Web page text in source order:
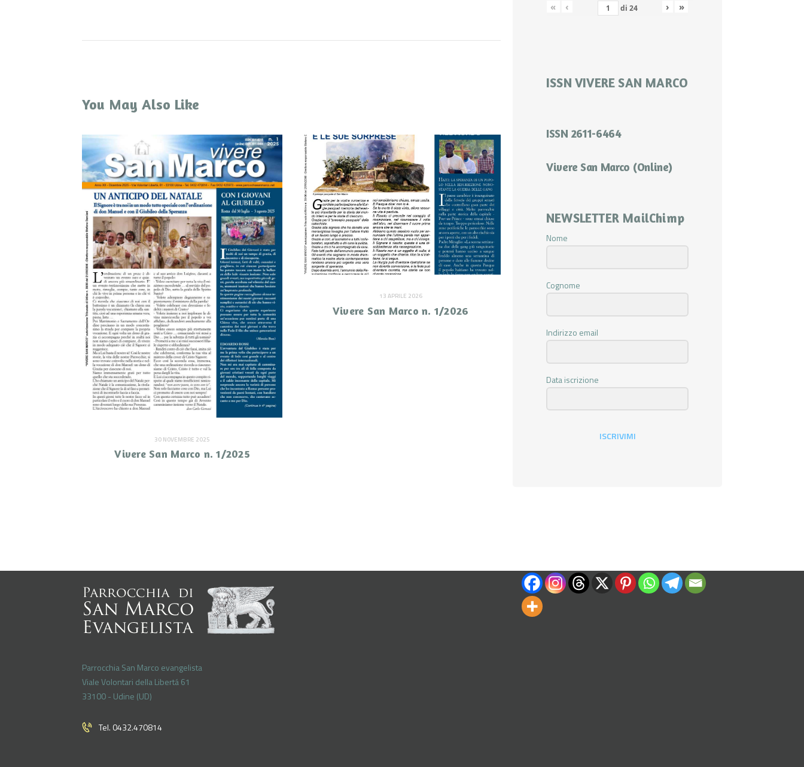
You May Also Like
30 NOVEMBRE 2025
Vivere San Marco n. 1/2025
13 APRILE 2026
Vivere San Marco n. 1/2026
« ‹ di 24 › »
ISSN VIVERE SAN MARCO
ISSN 2611-6464
Vivere San Marco (Online)
NEWSLETTER MailChimp
Nome
Cognome
Indirizzo email
Data iscrizione
ISCRIVIMI
Parrocchia San Marco evangelista
Viale Volontari della Libertá 61
33100 - Udine (UD)
Tel. 0432.470814